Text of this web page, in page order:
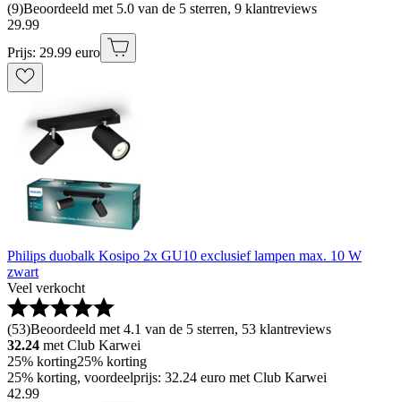
(9)Beoordeeld met 5.0 van de 5 sterren, 9 klantreviews
29.99
Prijs: 29.99 euro
Philips duobalk Kosipo 2x GU10 exclusief lampen max. 10 W
zwart
Veel verkocht
(53)Beoordeeld met 4.1 van de 5 sterren, 53 klantreviews
32.24 met Club Karwei
25% korting25% korting
25% korting, voordeelprijs: 32.24 euro met Club Karwei
42.99